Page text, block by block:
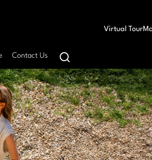
Contact Us
Virtual Tour